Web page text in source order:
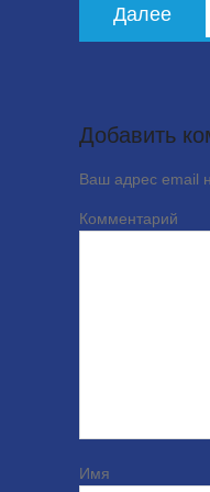
Далее
Добавить
Ваш адрес email